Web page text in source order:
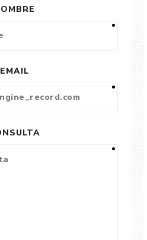
EMAIL